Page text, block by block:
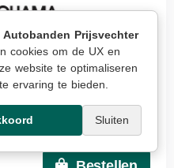
Prijsvechter
cookies om de UX en
website te optimaliseren
ervaring te bieden.
Sluiten
4S AW21
Meer info
Geluid Merk